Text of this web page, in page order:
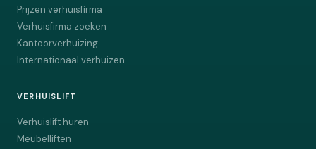
Prijzen verhuisfirma
Verhuisfirma zoeken
Kantoorverhuizing
Internationaal verhuizen
VERHUISLIFT
Verhuislift huren
Meubelliften